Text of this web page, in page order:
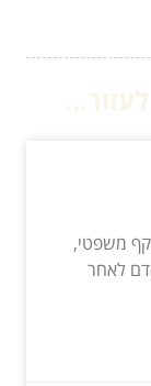
משפטי,
לאחר